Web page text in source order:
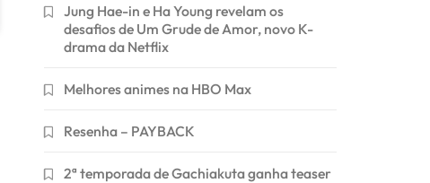
Jung Hae-in e Ha Young revelam os
desafios de Um Grude de Amor, novo K-
drama da Netflix
Melhores animes na HBO Max
Resenha – PAYBACK
2ª temporada de Gachiakuta ganha teaser